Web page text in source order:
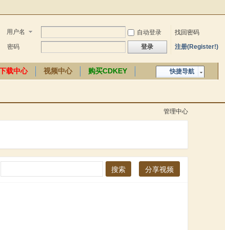
用户名 自动登录
找回密码
密码
登录 注册(Register!)
快捷导航
载中心 视频中心
购买CDKEY
管理中心
搜索 分享视频